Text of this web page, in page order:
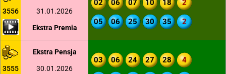
3556 31.01.2026
Ekstra Premia
02 06 07 10 18 2
05 06 25 30 35 2
3555
Ekstra Pensja
30.01.2026
03 06 24 27 28 4